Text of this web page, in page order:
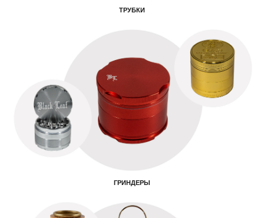
ТРУБКИ
ГРИНДЕРЫ